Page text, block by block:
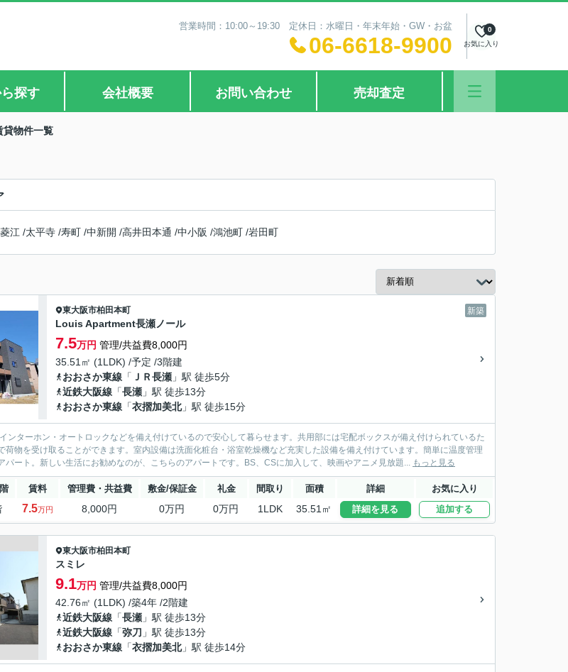
営業時間：10:00～19:30 定休日：水曜日・年末年始・GW・お盆
06-6618-9900 お気に入り
0
探す 会社概要 お問い合わせ 売却査定
貸物件一覧
菱江 /太平寺 /寿町 /中新開 /高井田本通 /中小阪 /鴻池町 /岩田町
新築
東大阪市柏田本町
Louis Apartment長瀬ノール
7.5万円 管理/共益費8,000円
35.51㎡ (1LDK) /予定 /3階建
おおさか東線 「 ＪＲ長瀬 」駅 徒歩5分
近鉄大阪線 「長瀬 」駅 徒歩13分
おおさか東線 「衣摺加美北」駅 徒歩15分
ンターホン・オートロックなどを備え付けているので安心して暮らせます。共用部には宅配ボックスが備え付けられているた
荷物を受け取ることができます。室内設備は洗面化粧台・浴室乾燥機など充実した設備を備え付けています。簡単に温度管理
パート。新しい生活にお勧めなのが、こちらのアパートです。BS、CSに加入して、映画やアニメ見放題... もっと見る
賃料 管理費・共益費 敷金/保証金 礼金 間取り 面積 詳細 お気に入り
7.5万円 8,000円 0万円 0万円 1LDK 35.51㎡ 詳細を見る 追加する
東大阪市柏田本町
スミレ
9.1万円 管理/共益費8,000円
42.76㎡ (1LDK) /築4年 /2階建
近鉄大阪線 「長瀬 」駅 徒歩13分
近鉄大阪線 「弥刀 」駅 徒歩13分
おおさか東線 「衣摺加美北」駅 徒歩14分